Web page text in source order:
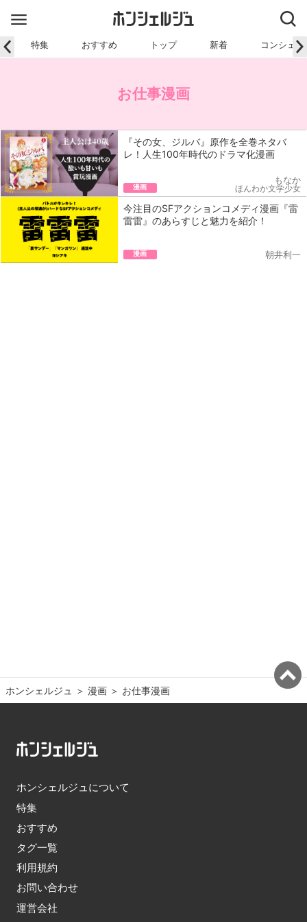
特集 おすすめ トップ 新着 コンシェ
お仕事漫画
『その女、ジルバ』原作を全巻ネタバ
レ！人生100年時代のドラマ化漫画
漫画
もなか
ほんわか文学少女
今注目のSFアクションコメディ漫画『雷
雷雷』のあらすじと魅力を紹介！
漫画 朝井利一
ホンシェルジュ ＞ 漫画 ＞ お仕事漫画
ホンシェルジュについて
特集
おすすめ
タグ一覧
利用規約
お問い合わせ
運営会社